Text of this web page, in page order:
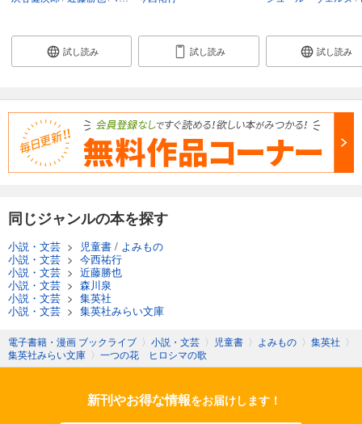
試し読み 試し読み 試し読み
同じジャンルの本を探す
小説・文芸 > 児童書 / よみもの
小説・文芸 > 今西祐行
小説・文芸 > 近藤勝也
小説・文芸 > 森川泉
小説・文芸 > 集英社
小説・文芸 > 集英社みらい文庫
電子書籍・漫画 ブックライブ 〉 小説・文芸 〉 児童書 〉 よみもの 〉 集英社 〉
集英社みらい文庫 〉 一つの花 ヒロシマの歌
新刊やお得な情報をお届けします！